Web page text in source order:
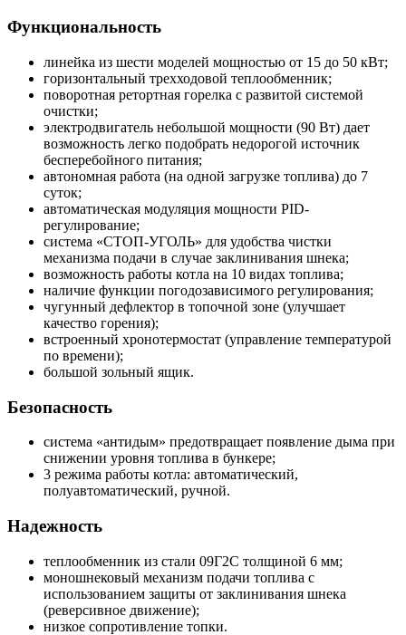
Функциональность
линейка из шести моделей мощностью от 15 до 50 кВт;
горизонтальный трехходовой теплообменник;
поворотная ретортная горелка с развитой системой
очистки;
электродвигатель небольшой мощности (90 Вт) дает
возможность легко подобрать недорогой источник
бесперебойного питания;
автономная работа (на одной загрузке топлива) до 7
суток;
автоматическая модуляция мощности PID-
регулирование;
cистема «СТОП-УГОЛЬ» для удобства чистки
механизма подачи в случае заклинивания шнека;
возможность работы котла на 10 видах топлива;
наличие функции погодозависимого регулирования;
чугунный дефлектор в топочной зоне (улучшает
качество горения);
встроенный хронотермостат (управление температурой
по времени);
большой зольный ящик.
Безопасность
система «антидым» предотвращает появление дыма при
снижении уровня топлива в бункере;
3 режима работы котла: автоматический,
полуавтоматический, ручной.
Надежность
теплообменник из стали 09Г2С толщиной 6 мм;
моношнековый механизм подачи топлива c
использованием защиты от заклинивания шнека
(реверсивное движение);
низкое сопротивление топки.